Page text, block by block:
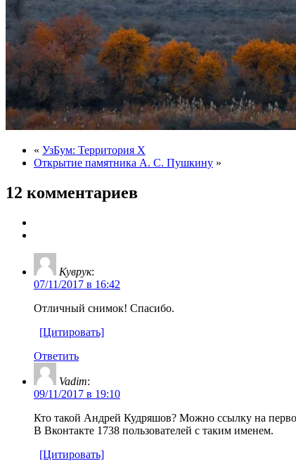
« УзБум: Территория X
Открытие памятника А. С. Пушкину »
12 комментариев
Куврук:
07/11/2017 в 16:42
Отличный снимок! Спасибо.
[Цитировать]
Ответить
Vadim:
09/11/2017 в 19:10
Кто такой Андрей Кудряшов? Можно ссылку на
В Вконтакте 1738 пользователей с таким именем.
[Цитировать]